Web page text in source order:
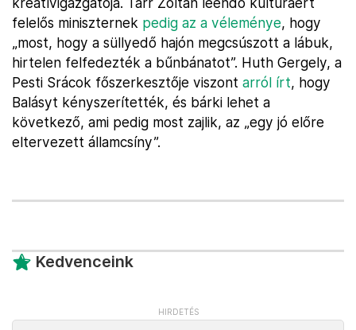
felelős miniszternek pedig az a véleménye, hogy
„most, hogy a süllyedő hajón megcsúszott a lábuk,
hirtelen felfedezték a bűnbánatot”. Huth Gergely, a
Pesti Srácok főszerkesztője viszont arról írt, hogy
Balásyt kényszerítették, és bárki lehet a
következő, ami pedig most zajlik, az „egy jó előre
eltervezett államcsíny”.
Kedvenceink